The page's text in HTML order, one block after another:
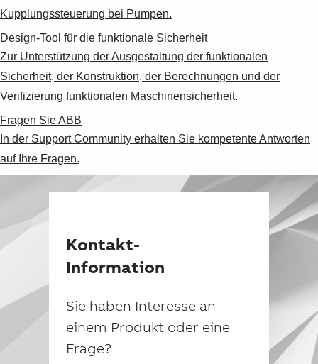
Kupplungssteuerung bei Pumpen.
Design-Tool für die funktionale Sicherheit
Zur Unterstützung der Ausgestaltung der funktionalen
Sicherheit, der Konstruktion, der Berechnungen und der
Verifizierung funktionalen Maschinensicherheit.
Fragen Sie ABB
In der Support Community erhalten Sie kompetente Antworten
auf Ihre Fragen.
Kontakt-
Information
Sie haben Interesse an
einem Produkt oder eine
Frage?